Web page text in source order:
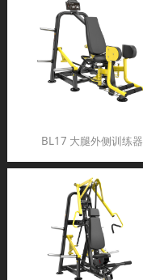
BL17 大腿外侧训练器